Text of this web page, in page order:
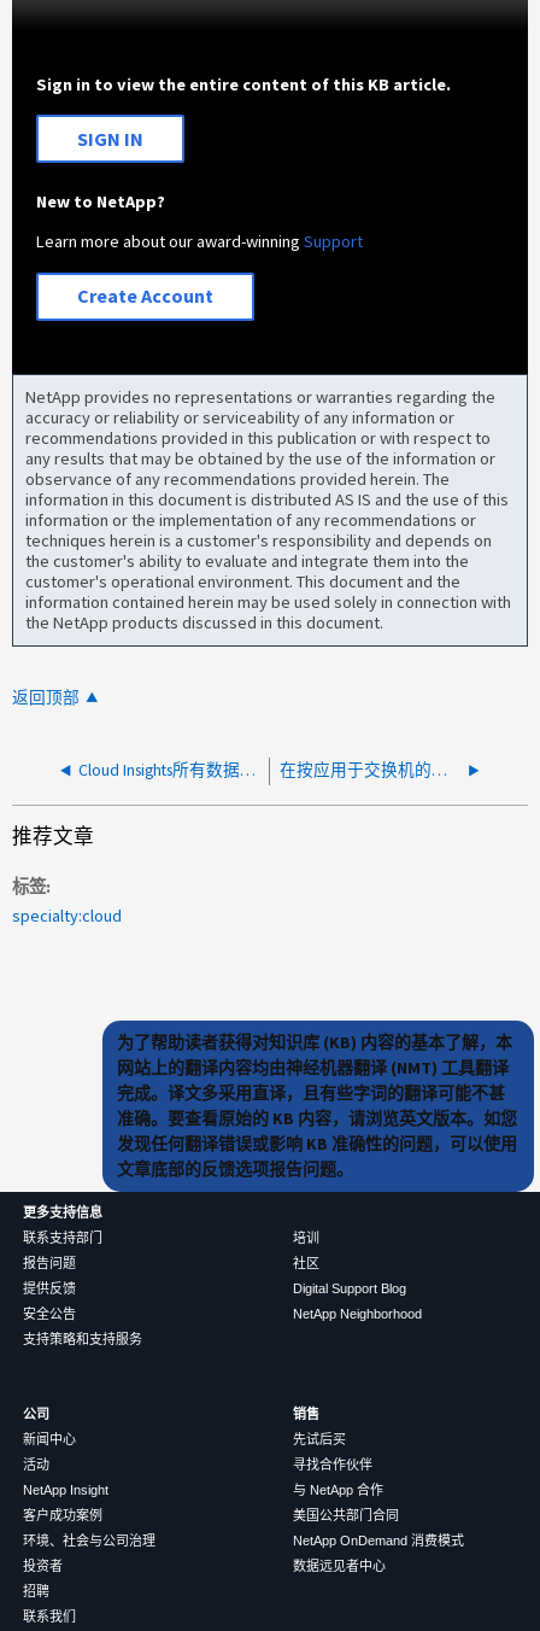
Sign in to view the entire content of this KB article.
SIGN IN
New to NetApp?
Learn more about our award-winningSupport
Create Account
NetApp provides no representations or warranties regarding the
accuracy or reliability or serviceability of any information or
recommendations provided in this publication or with respect to
any results that may be obtained by the use of the information or
observance of any recommendations provided herein. The
information in this document is distributed AS IS and the use of this
information or the implementation of any recommendations or
techniques herein is a customer's responsibility and depends on
the customer's ability to evaluate and integrate them into the
customer's operational environment. This document and the
information contained herein may be used solely in connection with
the NetApp products discussed in this document.
返回顶部
Cloud Insights所有数据收集器失败、并显示创建连接目标时出错 在按应用于交换机的标注进行筛选时、Cloud Insights信息板小工具不会显示交换机端口的任何数据
推荐文章
标签
specialty:cloud
为了帮助读者获得对知识库 (KB) 内容的基本了解，本
网站上的翻译内容均由神经机器翻译 (NMT) 工具翻译
完成。译文多采用直译，且有些字词的翻译可能不甚
准确。要查看原始的 KB 内容，请浏览英文版本。如您
发现任何翻译错误或影响 KB 准确性的问题，可以使用
文章底部的反馈选项报告问题。
更多支持信息
联系支持部门
报告问题
提供反馈
安全公告
支持策略和支持服务
培训
社区
Digital Support Blog
NetApp Neighborhood
公司
新闻中心
活动
NetApp Insight
客户成功案例
环境、社会与公司治理
投资者
招聘
联系我们
销售
先试后买
寻找合作伙伴
与 NetApp 合作
美国公共部门合同
NetApp OnDemand 消费模式
数据远见者中心